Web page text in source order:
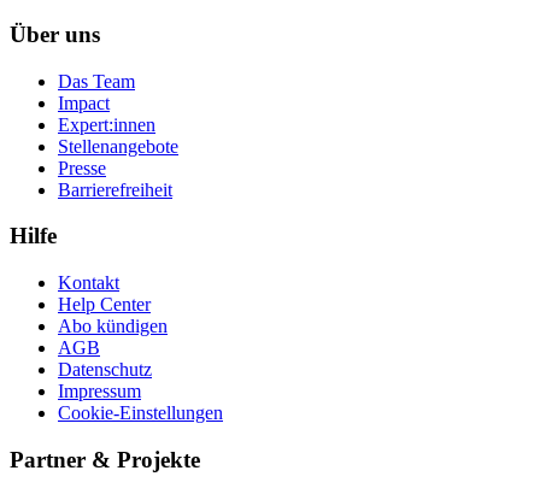
Über uns
Das Team
Impact
Expert:innen
Stellenangebote
Presse
Barrierefreiheit
Hilfe
Kontakt
Help Center
Abo kündigen
AGB
Datenschutz
Impressum
Cookie-Einstellungen
Partner & Projekte